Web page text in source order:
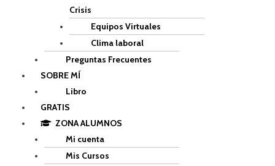
Crisis
Equipos Virtuales
Clima laboral
Preguntas Frecuentes
SOBRE MÍ
Libro
GRATIS
ZONA ALUMNOS
Mi cuenta
Mis Cursos